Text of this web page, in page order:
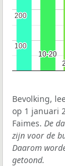
10-20
10-20
100
100
200
200
Bevolking,
op 1 januari
Faimes. De
zijn voor de
Daarom
getoond.